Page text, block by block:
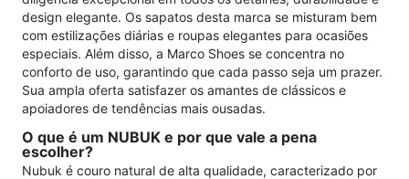
design elegante. Os sapatos desta marca se misturam bem
com estilizações diárias e roupas elegantes para ocasiões
especiais. Além disso, a Marco Shoes se concentra no
conforto de uso, garantindo que cada passo seja um prazer.
Sua ampla oferta satisfazer os amantes de clássicos e
apoiadores de tendências mais ousadas.
O que é um NUBUK e por que vale a pena
escolher?
Nubuk é couro natural de alta qualidade, caracterizado por